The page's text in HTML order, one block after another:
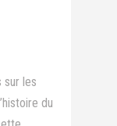
sur les
du